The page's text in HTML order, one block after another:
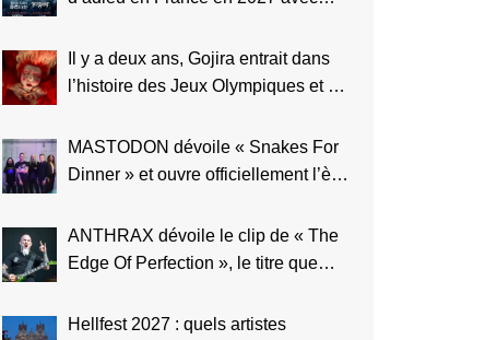
Il y a deux ans, Gojira entrait dans
l’histoire des Jeux Olympiques et du
MASTODON dévoile « Snakes For
Dinner » et ouvre officiellement l’ère
ANTHRAX dévoile le clip de « The
Edge Of Perfection », le titre que
meilleur de toute l’histoire du groupe
Hellfest 2027 : quels artistes